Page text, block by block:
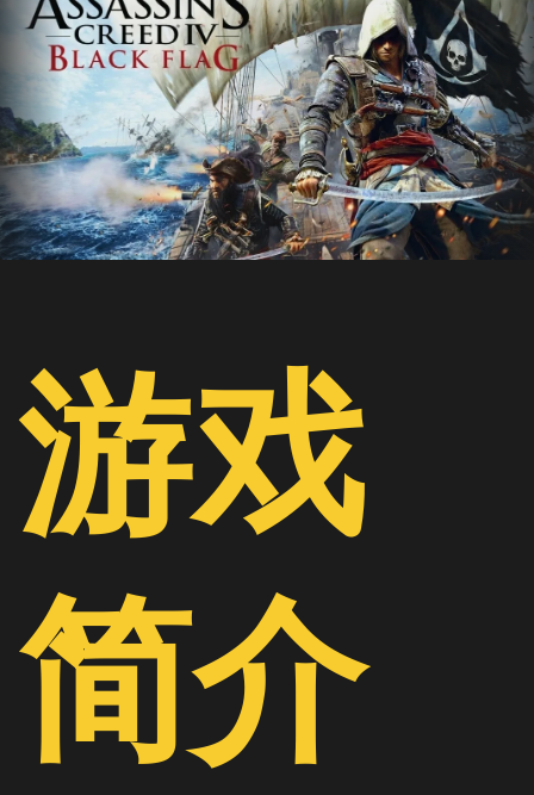
游戏
简介